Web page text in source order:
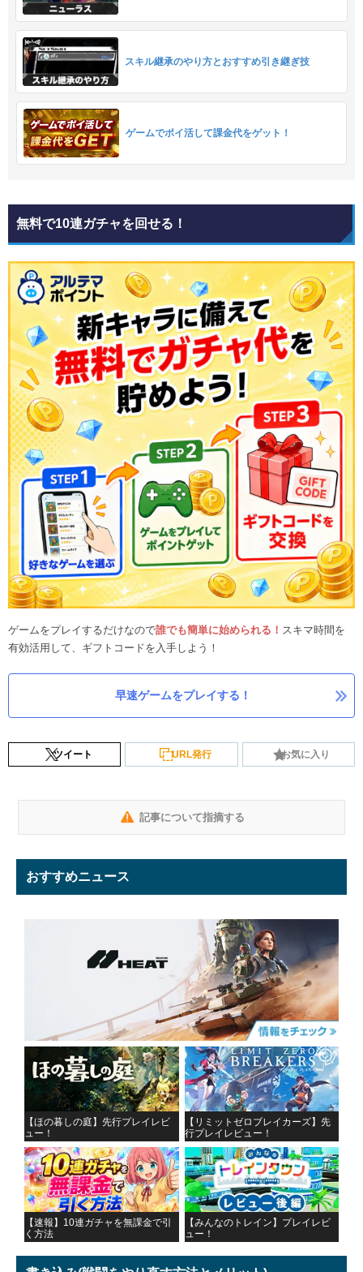
スキル継承のやり方とおすすめ引き継ぎ技
ゲームでポイ活して課金代をゲット！
無料で10連ガチャを回せる！
ゲームをプレイするだけなので誰でも簡単に始められる！ スキマ時間を
有効活用して、ギフトコードを入手しよう！
早速ゲームをプレイする！
ツイート URL発行 お気に入り
記事について指摘する
おすすめニュース
【ほの暮しの庭】先行プレイレビ
ュー！
【リミットゼロブレイカーズ】先
行プレイレビュー！
【速報】10連ガチャを無課金で引
く方法
【みんなのトレイン】プレイレビ
ュー！